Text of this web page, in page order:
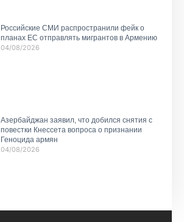
Российские СМИ распространили фейк о
планах ЕС отправлять мигрантов в Армению
04/08/2026
Азербайджан заявил, что добился снятия с
повестки Кнессета вопроса о признании
Геноцида армян
04/08/2026